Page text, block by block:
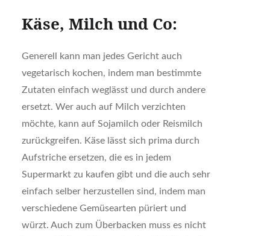
Käse, Milch und Co:
Generell kann man jedes Gericht auch
vegetarisch kochen, indem man bestimmte
Zutaten einfach weglässt und durch andere
ersetzt. Wer auch auf Milch verzichten
möchte, kann auf Sojamilch oder Reismilch
zurückgreifen. Käse lässt sich prima durch
Aufstriche ersetzen, die es in jedem
Supermarkt zu kaufen gibt und die auch sehr
einfach selber herzustellen sind, indem man
verschiedene Gemüsearten püriert und
würzt. Auch zum Überbacken muss es nicht